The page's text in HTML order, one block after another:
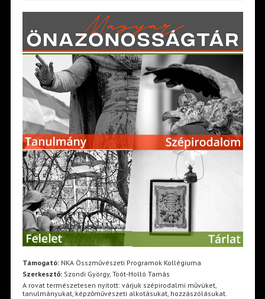
Támogató:NKA Összművészeti Programok Kollégiuma
Szerkesztő:Szondi György, Toót-Holló Tamás
A rovat természetesen nyitott: várjuk szépirodalmi művüket,
tanulmányukat, képzőművészeti alkotásukat, hozzászólásukat.